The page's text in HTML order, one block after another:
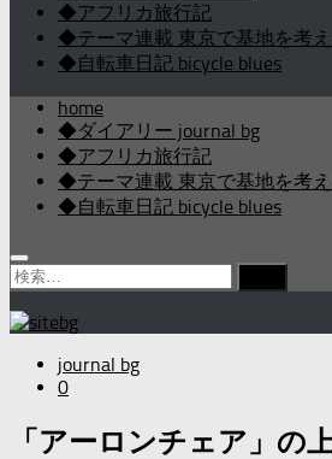
◆アフリカ旅行記
◆テーマ連載 東京で基地を考
◆自転車日記 bicycle blues
home
◆ダイアリー journal bg
◆アフリカ旅行記
◆テーマ連載 東京で基地を考
◆自転車日記 bicycle blues
検
索:
journal bg
0
「アーロンチェア」の